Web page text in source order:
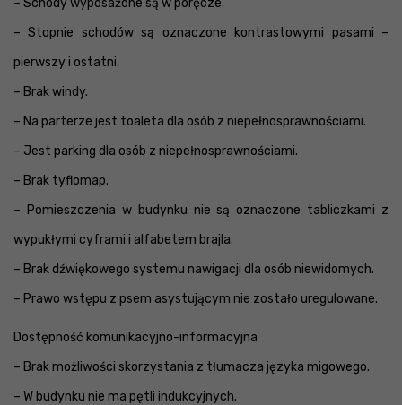
– Schody wyposażone są w poręcze.
– Stopnie schodów są oznaczone kontrastowymi pasami –
pierwszy i ostatni.
– Brak windy.
– Na parterze jest toaleta dla osób z niepełnosprawnościami.
– Jest parking dla osób z niepełnosprawnościami.
– Brak tyflomap.
– Pomieszczenia w budynku nie są oznaczone tabliczkami z
wypukłymi cyframi i alfabetem brajla.
– Brak dźwiękowego systemu nawigacji dla osób niewidomych.
– Prawo wstępu z psem asystującym nie zostało uregulowane.
Dostępność komunikacyjno-informacyjna
– Brak możliwości skorzystania z tłumacza języka migowego.
– W budynku nie ma pętli indukcyjnych.